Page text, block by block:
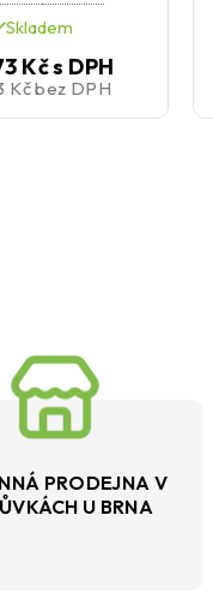
Skladem
Kčs DPH
Kčbez DPH
PRODEJNA V
U BRNA